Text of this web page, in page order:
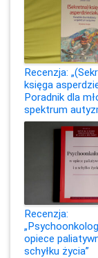
Recenzja:
księga
Poradnik dla
spektrum
Recenzja:
opiece
schyłku życia”